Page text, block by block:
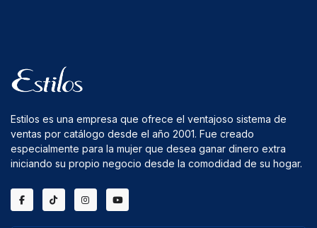
Estilos es una empresa que ofrece el ventajoso sistema de
ventas por catálogo desde el año 2001. Fue creado
especialmente para la mujer que desea ganar dinero extra
iniciando su propio negocio desde la comodidad de su hogar.